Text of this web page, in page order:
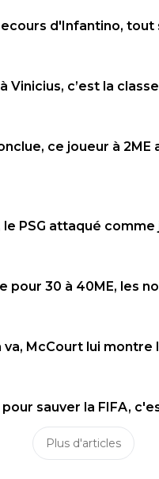
d'Infantino, tout
Vinicius, c’est la classe
ce joueur à 2ME
le PSG attaqué comme
pour 30 à 40ME, les
va, McCourt lui montre
pour sauver la FIFA,
Plus d'articles